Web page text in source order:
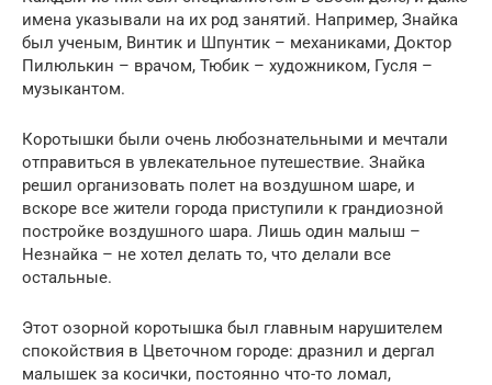
имена указывали на их род занятий. Например, Знайка
был ученым, Винтик и Шпунтик – механиками, Доктор
Пилюлькин – врачом, Тюбик – художником, Гусля –
музыкантом.
Коротышки были очень любознательными и мечтали
отправиться в увлекательное путешествие. Знайка
решил организовать полет на воздушном шаре, и
вскоре все жители города приступили к грандиозной
постройке воздушного шара. Лишь один малыш –
Незнайка – не хотел делать то, что делали все
остальные.
Этот озорной коротышка был главным нарушителем
спокойствия в Цветочном городе: дразнил и дергал
малышек за косички, постоянно что-то ломал,